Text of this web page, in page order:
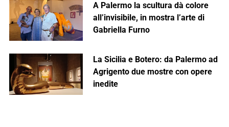
A Palermo la scultura dà colore
all’invisibile, in mostra l’arte di
Gabriella Furno
La Sicilia e Botero: da Palermo ad
Agrigento due mostre con opere
inedite